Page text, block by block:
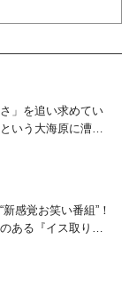
」を追い求めてい
いう大海原に漕ぎ
間を発掘する！
感覚お笑い番組”！
ある『イス取りゲ
・ギャグ・モノボ
芸人がショートネ